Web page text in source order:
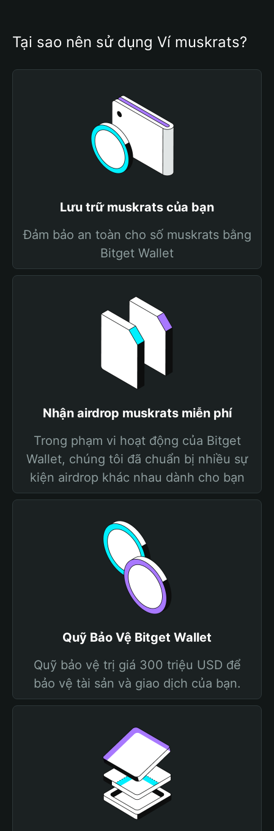
Tại sao nên sử dụng Ví muskrats?
Lưu trữ muskrats của bạn
Đảm bảo an toàn cho số muskrats bằng
Bitget Wallet
Nhận airdrop muskrats miễn phí
Trong phạm vi hoạt động của Bitget
Wallet, chúng tôi đã chuẩn bị nhiều sự
kiện airdrop khác nhau dành cho bạn
Quỹ Bảo Vệ Bitget Wallet
Quỹ bảo vệ trị giá 300 triệu USD để
bảo vệ tài sản và giao dịch của bạn.